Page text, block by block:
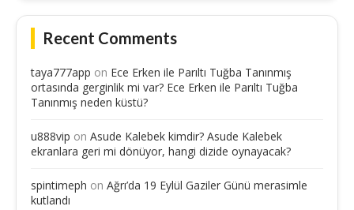
Recent Comments
taya777app on Ece Erken ile Parıltı Tuğba Tanınmış
ortasında gerginlik mi var? Ece Erken ile Parıltı Tuğba
Tanınmış neden küstü?
u888vip on Asude Kalebek kimdir? Asude Kalebek
ekranlara geri mi dönüyor, hangi dizide oynayacak?
spintimeph on Ağrı’da 19 Eylül Gaziler Günü merasimle
kutlandı